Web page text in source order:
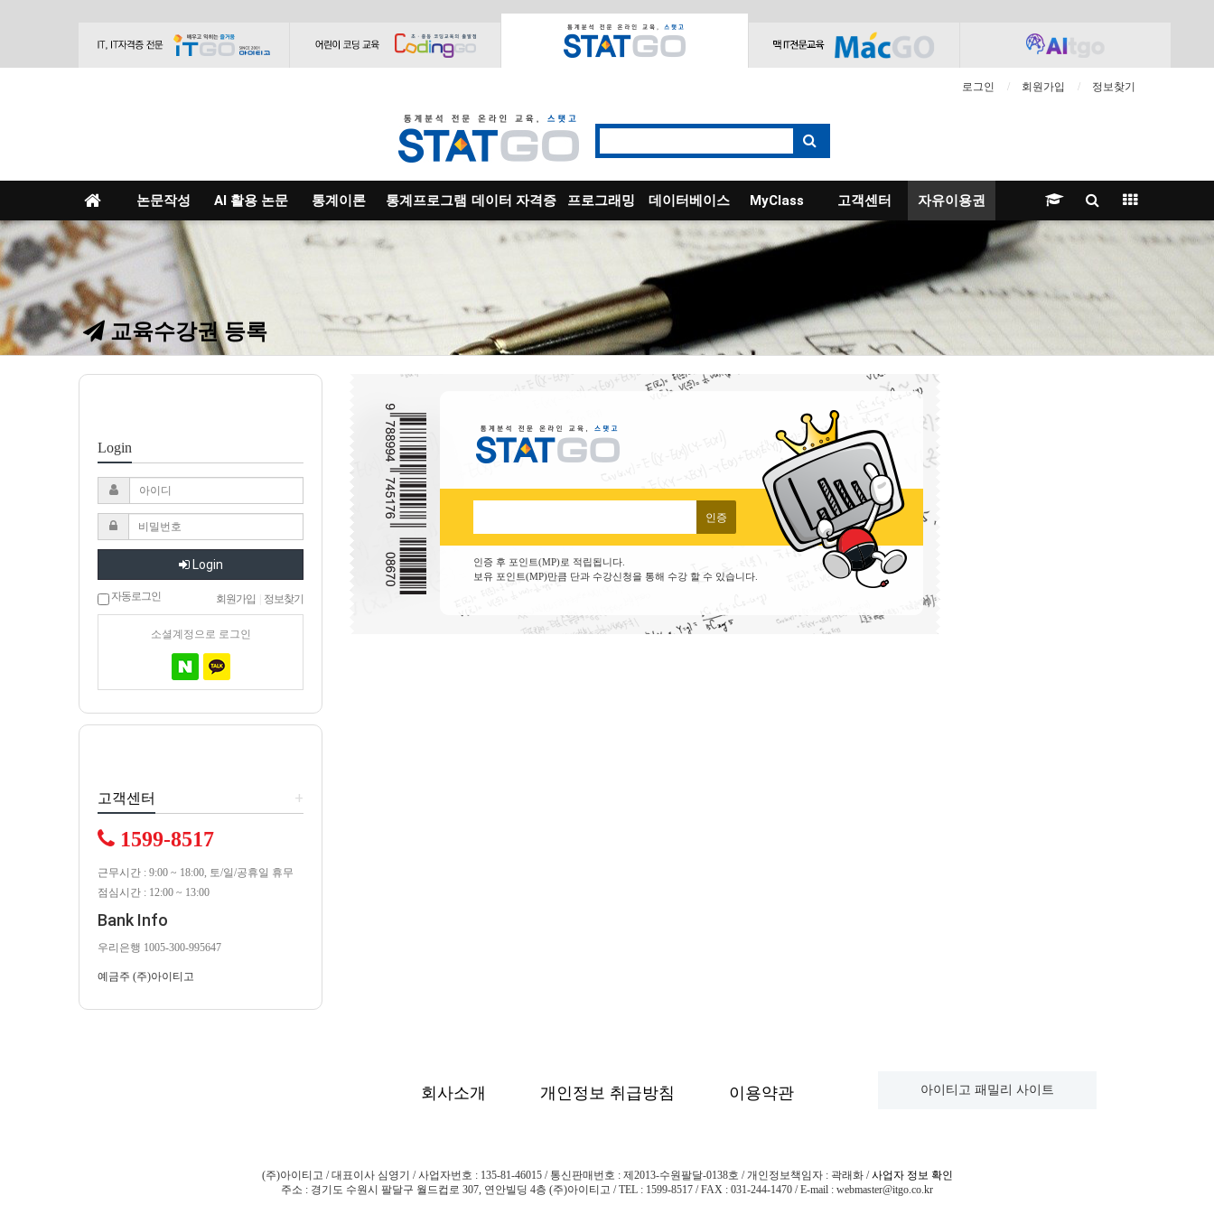
로그인 회원가입 정보찾기
논문작성 AI 활용 논문 통계이론 통계프로그램 데이터 자격증 프로그래밍 데이터베이스 MyClass 고객센터 자유이용권
교육수강권 등록
인증
인증 후 포인트(MP)로 적립됩니다.
보유 포인트(MP)만큼 단과 수강신청을 통해 수강 할 수 있습니다.
Login
Login
자동로그인 회원가입 정보찾기
소셜계정으로 로그인
+
고객센터
1599-8517
근무시간 : 9:00 ~ 18:00, 토/일/공휴일 휴무
점심시간 : 12:00 ~ 13:00
Bank Info
우리은행 1005-300-995647
예금주 (주)아이티고
아이티고 패밀리 사이트
회사소개 개인정보 취급방침 이용약관
(주)아이티고 / 대표이사 심영기 / 사업자번호 : 135-81-46015 /통신판매번호 : 제2013-수원팔달-0138호 / 개인정보책임자 : 곽래화 / 사업자 정보 확인
주소 : 경기도 수원시 팔달구 월드컵로 307, 연안빌딩 4층 (주)아이티고 /TEL : 1599-8517 / FAX : 031-244-1470 / E-mail : webmaster@itgo.co.kr